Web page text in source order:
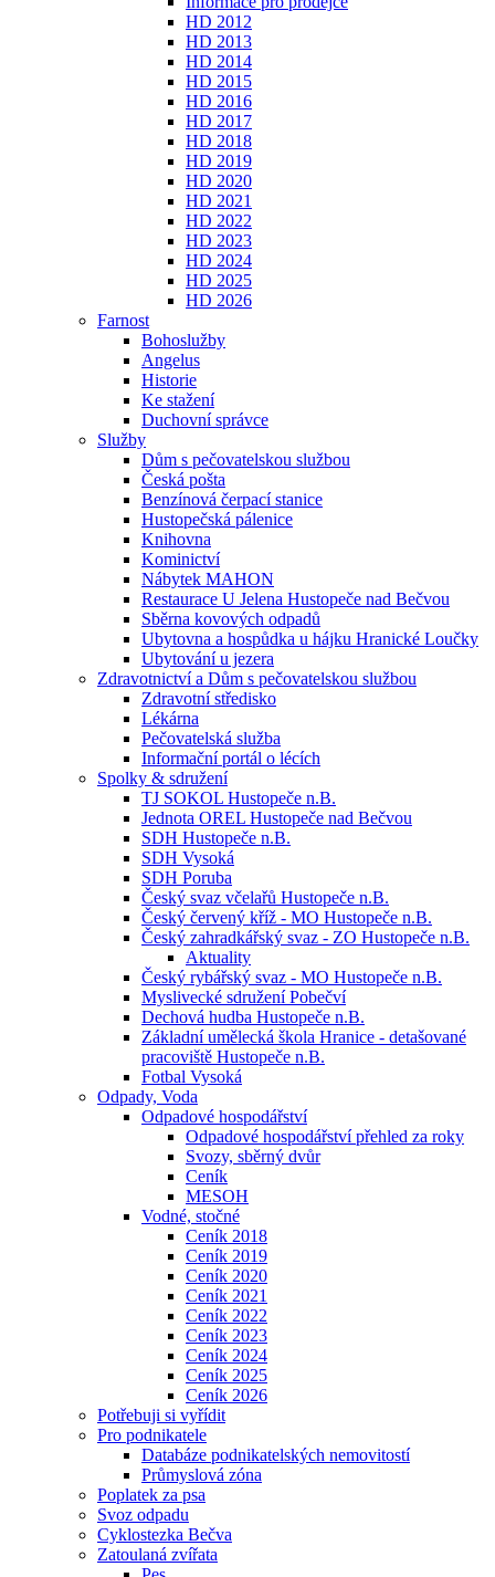
HD 2012
HD 2013
HD 2014
HD 2015
HD 2016
HD 2017
HD 2018
HD 2019
HD 2020
HD 2021
HD 2022
HD 2023
HD 2024
HD 2025
HD 2026
Farnost
Bohoslužby
Angelus
Historie
Ke stažení
Duchovní správce
Služby
Dům s pečovatelskou službou
Česká pošta
Benzínová čerpací stanice
Hustopečská pálenice
Knihovna
Kominictví
Nábytek MAHON
Restaurace U Jelena Hustopeče nad Bečvou
Sběrna kovových odpadů
Ubytovna a hospůdka u hájku Hranické Loučky
Ubytování u jezera
Zdravotnictví a Dům s pečovatelskou službou
Zdravotní středisko
Lékárna
Pečovatelská služba
Informační portál o lécích
Spolky & sdružení
TJ SOKOL Hustopeče n.B.
Jednota OREL Hustopeče nad Bečvou
SDH Hustopeče n.B.
SDH Vysoká
SDH Poruba
Český svaz včelařů Hustopeče n.B.
Český červený kříž - MO Hustopeče n.B.
Český zahradkářský svaz - ZO Hustopeče n.B.
Aktuality
Český rybářský svaz - MO Hustopeče n.B.
Myslivecké sdružení Pobečví
Dechová hudba Hustopeče n.B.
Základní umělecká škola Hranice - detašované
pracoviště Hustopeče n.B.
Fotbal Vysoká
Odpady, Voda
Odpadové hospodářství
Odpadové hospodářství přehled za roky
Svozy, sběrný dvůr
Ceník
MESOH
Vodné, stočné
Ceník 2018
Ceník 2019
Ceník 2020
Ceník 2021
Ceník 2022
Ceník 2023
Ceník 2024
Ceník 2025
Ceník 2026
Potřebuji si vyřídit
Pro podnikatele
Databáze podnikatelských nemovitostí
Průmyslová zóna
Poplatek za psa
Svoz odpadu
Cyklostezka Bečva
Zatoulaná zvířata